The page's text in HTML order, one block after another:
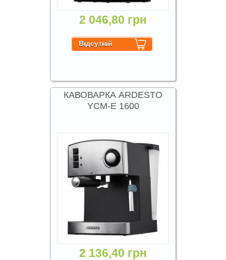
2 046,80 грн
КАВОВАРКА ARDESTO
YCM-E 1600
2 136,40 грн